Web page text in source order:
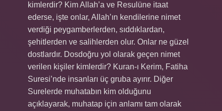
kimlerdir? Kim Allah’a ve Resulüne itaat
ederse, işte onlar, Allah’ın kendilerine nimet
verdiği peygamberlerden, sıddıklardan,
şehitlerden ve salihlerden olur. Onlar ne güzel
dostlardır. Dosdoğru yol olarak geçen nimet
verilen kişiler kimlerdir? Kuran-ı Kerim, Fatiha
Suresi’nde insanları üç gruba ayırır. Diğer
Surelerde muhatabın kim olduğunu
açıklayarak, muhatap için anlamı tam olarak